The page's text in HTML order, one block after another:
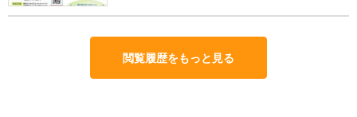
閲覧履歴をもっと見る